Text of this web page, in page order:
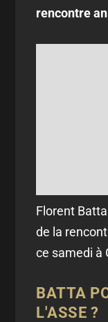
rencontre
Florent
de la
ce samedi à
BATTA
L'ASSE ?